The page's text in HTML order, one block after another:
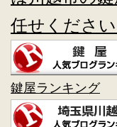
任せください
鍵屋ランキング